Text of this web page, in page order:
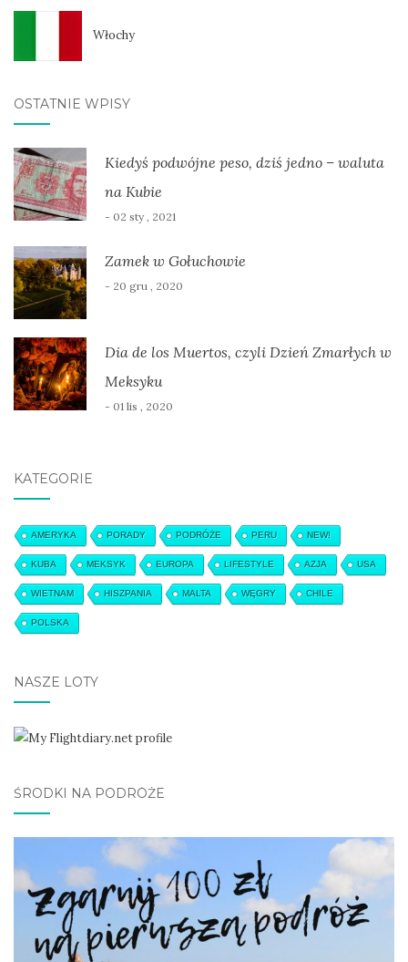
Włochy
OSTATNIE WPISY
Kiedyś podwójne peso, dziś jedno – waluta
na Kubie
- 02 sty , 2021
Zamek w Gołuchowie
- 20 gru , 2020
Dia de los Muertos, czyli Dzień Zmarłych w
Meksyku
- 01 lis , 2020
KATEGORIE
AMERYKA PORADY PODRÓŻE PERU NEW!
KUBA MEKSYK EUROPA LIFESTYLE AZJA USA
WIETNAM HISZPANIA MALTA WĘGRY CHILE
POLSKA
NASZE LOTY
ŚRODKI NA PODRÓŻE